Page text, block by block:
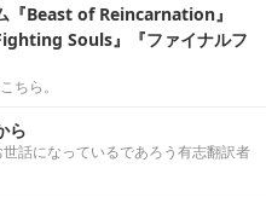
『Beast of Reincarnation』
Souls』『ファイナルフ
ちら。
ら
話になっているであろう有志翻訳者